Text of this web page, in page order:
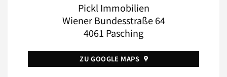
Pickl Immobilien
Wiener Bundesstraße 64
4061 Pasching
ZU GOOGLE MAPS